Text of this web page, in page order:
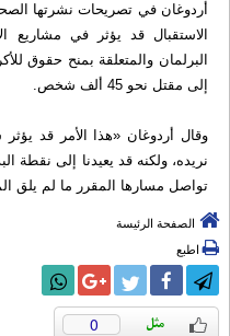
أردوغان في تصريحات نشرتها
الاستقبال قد يؤثر في مشاريع
إلى مقتل نحو 45 ألف شخص.
وقال أردوغان «هذا الأمر قد
نريده، ولكنه قد يعيدنا إلى
تواصل مسارها المقرر ما لم يلق
الصفحة الرئيسة
اطبع
0